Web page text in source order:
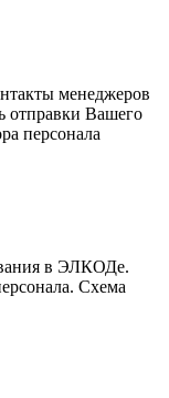
менеджеров
отправки Вашего
персонала
в ЭЛКОДе.
Схема